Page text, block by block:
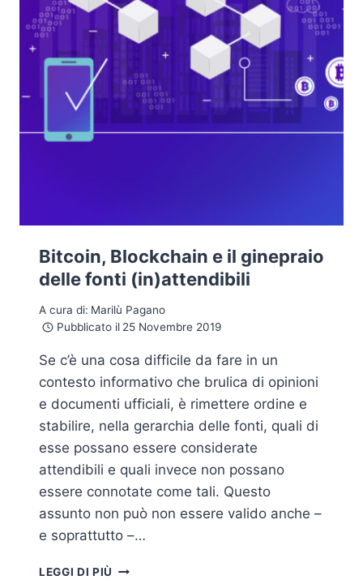
Bitcoin, Blockchain e il ginepraio
delle fonti (in)attendibili
A cura di: Marilù Pagano
Pubblicato il 25 Novembre 2019
Se c’è una cosa difficile da fare in un
contesto informativo che brulica di opinioni
e documenti ufficiali, è rimettere ordine e
stabilire, nella gerarchia delle fonti, quali di
esse possano essere considerate
attendibili e quali invece non possano
essere connotate come tali. Questo
assunto non può non essere valido anche –
e soprattutto –…
LEGGI DI PIÙ BITCOIN,